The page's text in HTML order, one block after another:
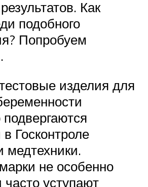
Как
подобного
Попробуем
изделия для
Госконтроле
медтехники.
не особенно
уступают